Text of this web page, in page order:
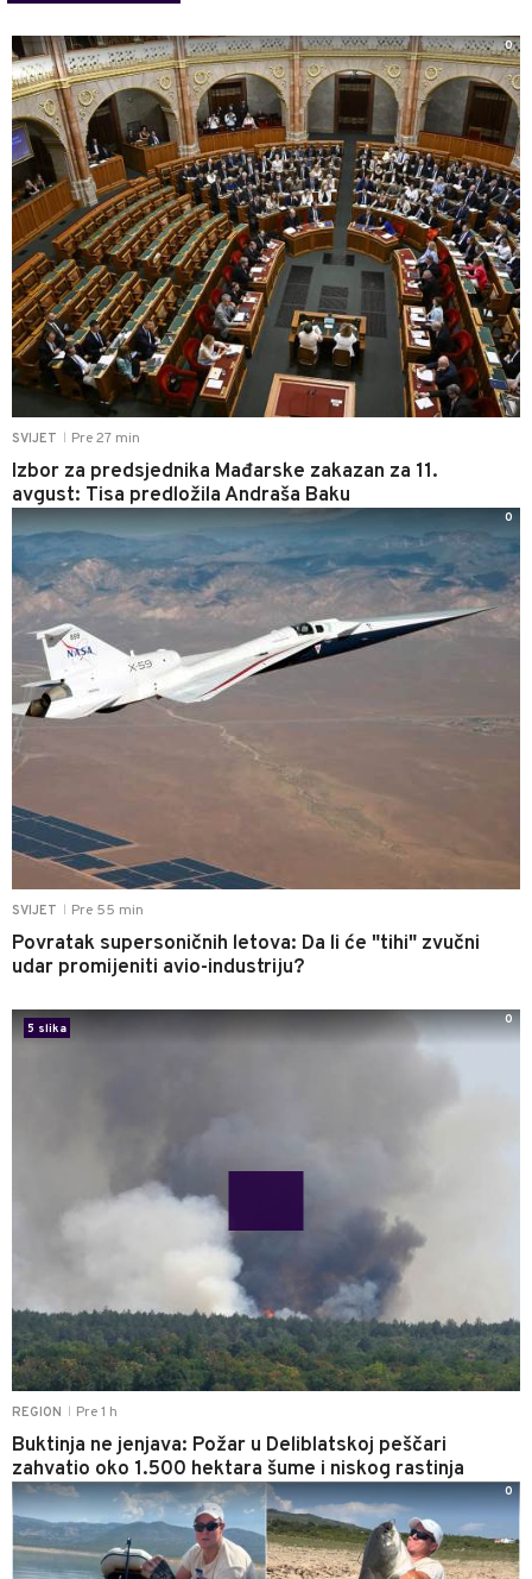
SVIJET Pre 27 min
Izbor za predsjednika Mađarske zakazan za 11.
avgust: Tisa predložila Andraša Baku
0
SVIJET Pre 55 min
Povratak supersoničnih letova: Da li će "tihi" zvučni
udar promijeniti avio-industriju?
0
REGION Pre 1 h
Buktinja ne jenjava: Požar u Deliblatskoj peščari
zahvatio oko 1.500 hektara šume i niskog rastinja
5 slika
0
0